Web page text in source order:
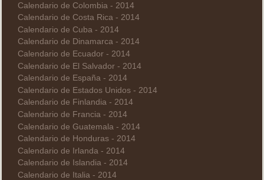
Calendario de Colombia - 2014
Calendario de Costa Rica - 2014
Calendario de Cuba - 2014
Calendario de Dinamarca - 2014
Calendario de Ecuador - 2014
Calendario de El Salvador - 2014
Calendario de España - 2014
Calendario de Estados Unidos - 2014
Calendario de Finlandia - 2014
Calendario de Francia - 2014
Calendario de Guatemala - 2014
Calendario de Honduras - 2014
Calendario de Irlanda - 2014
Calendario de Islandia - 2014
Calendario de Italia - 2014